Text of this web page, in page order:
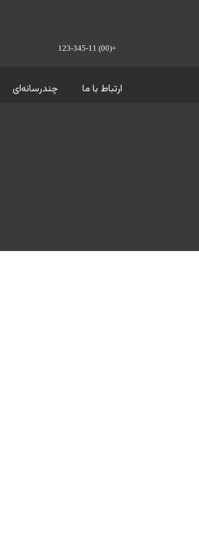
+(00) 123-345-11
چندرسانه‌ای ارتباط با ما